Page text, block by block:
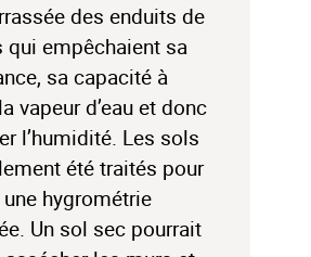
des enduits de
qui empêchaient sa
sa capacité à
vapeur d’eau et donc
l’humidité. Les sols
été traités pour
hygrométrie
Un sol sec pourrait